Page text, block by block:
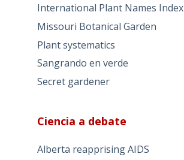
International Plant Names Index
Missouri Botanical Garden
Plant systematics
Sangrando en verde
Secret gardener
Ciencia a debate
Alberta reapprising AIDS